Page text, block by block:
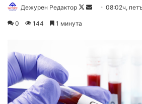
Дежурен Редактор
Follow
Send08:02ч,
0 144 1 минута